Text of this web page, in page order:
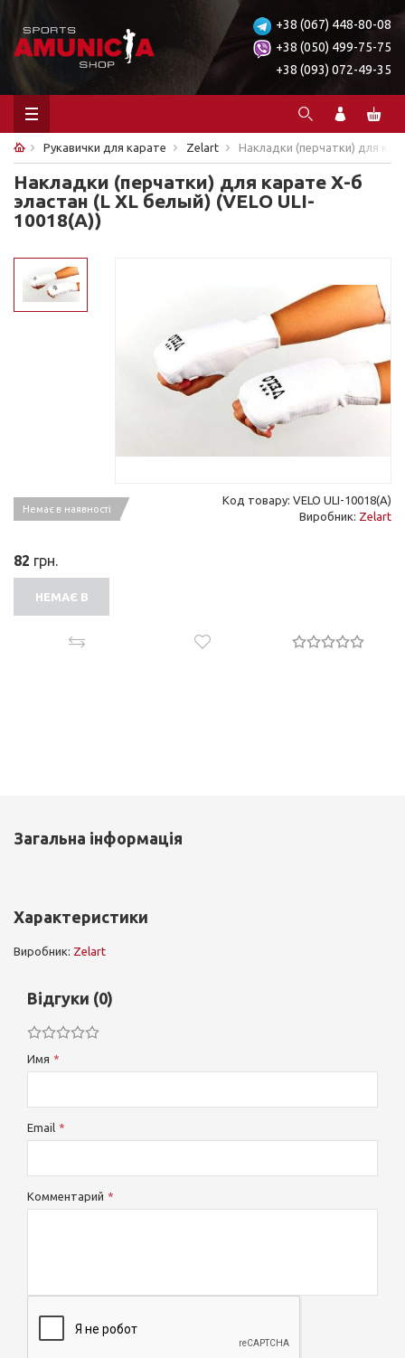
+38 (067) 448-80-08
+38 (050) 499-75-75
+38 (093) 072-49-35
Рукавички для карате Zelart Накладки (перчатки) для
Накладки (перчатки) для карате Х-б
эластан (L XL белый) (VELO ULI-
10018(A))
Немає в наявності
Код товару: VELO ULI-10018(A)
Виробник: Zelart
82 грн.
НЕМАЄ В
Загальна інформація
Характеристики
Виробник: Zelart
Відгуки (0)
Имя
Email
Комментарий